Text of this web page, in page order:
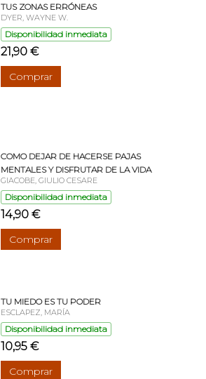
TUS ZONAS ERRÓNEAS
DYER, WAYNE W.
Disponibilidad inmediata
21,90 €
Comprar
COMO DEJAR DE HACERSE PAJAS
MENTALES Y DISFRUTAR DE LA VIDA
GIACOBE, GIULIO CESARE
Disponibilidad inmediata
14,90 €
Comprar
TU MIEDO ES TU PODER
ESCLAPEZ, MARÍA
Disponibilidad inmediata
10,95 €
Comprar